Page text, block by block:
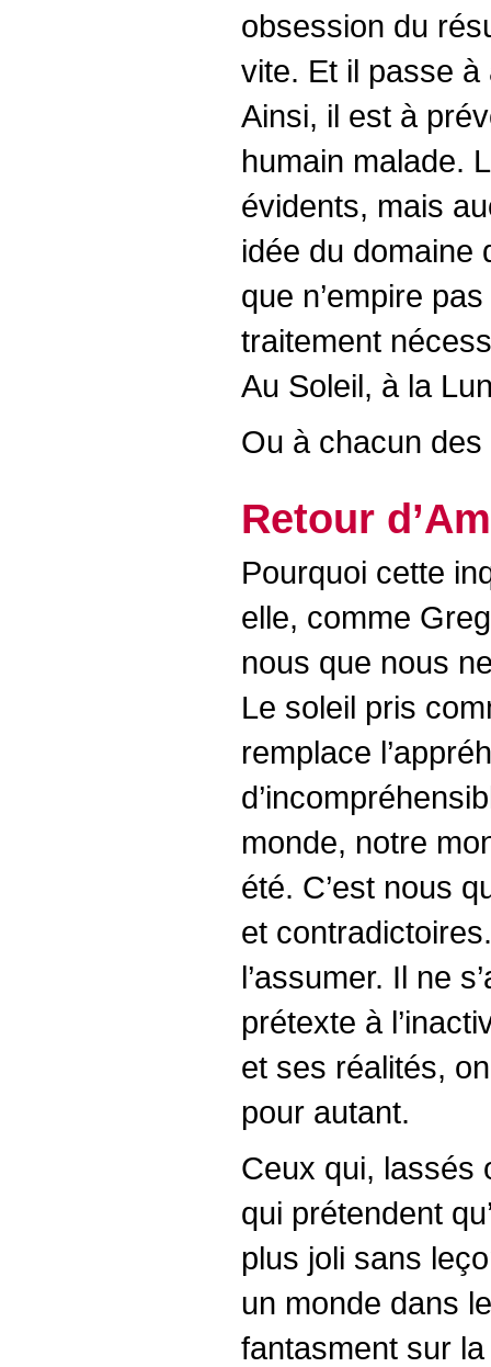
obsession du
vite. Et il passe
Ainsi, il est à
humain malade.
évidents, mais
idée du domaine
que n’empire
traitement
Au Soleil, à la
Ou à chacun des
Retour
Pourquoi cette
elle, comme
nous que nous
Le soleil pris
remplace
monde, notre
été. C’est nous
et
l’assumer. Il ne
prétexte à
et ses réalités,
pour autant.
Ceux qui, lassés
qui prétendent
plus joli sans
un monde dans
fantasment sur